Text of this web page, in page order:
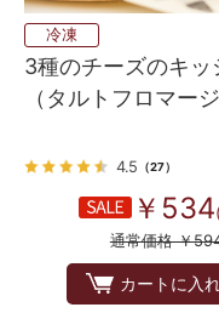
冷凍
3種のチーズのキッ
（タルトフロマー
4.5 （27）
￥534
通常価格 ￥
カートに入